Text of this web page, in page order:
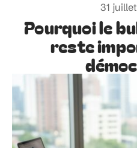
31
Pourquoi le
reste